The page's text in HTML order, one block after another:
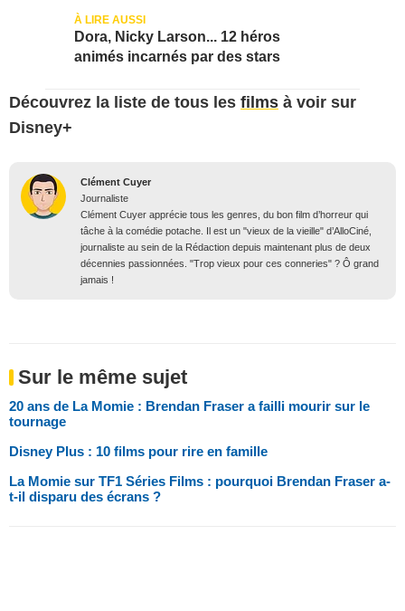
Dora, Nicky Larson... 12 héros
animés incarnés par des stars
Découvrez la liste de tous les films à voir sur
Disney+
Clément Cuyer
Journaliste
Clément Cuyer apprécie tous les genres, du bon film d’horreur qui
tâche à la comédie potache. Il est un "vieux de la vieille" d’AlloCiné,
journaliste au sein de la Rédaction depuis maintenant plus de deux
décennies passionnées. "Trop vieux pour ces conneries" ? Ô grand
jamais !
Sur le même sujet
20 ans de La Momie : Brendan Fraser a failli mourir sur le
tournage
Disney Plus : 10 films pour rire en famille
La Momie sur TF1 Séries Films : pourquoi Brendan Fraser a-
t-il disparu des écrans ?